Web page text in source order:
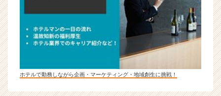
ホテルで勤務しながら企画・マーケティング・地域創生に挑戦！